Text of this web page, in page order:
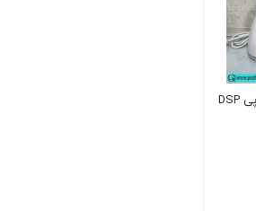
بخور گرم صورت دی اس پی DSP